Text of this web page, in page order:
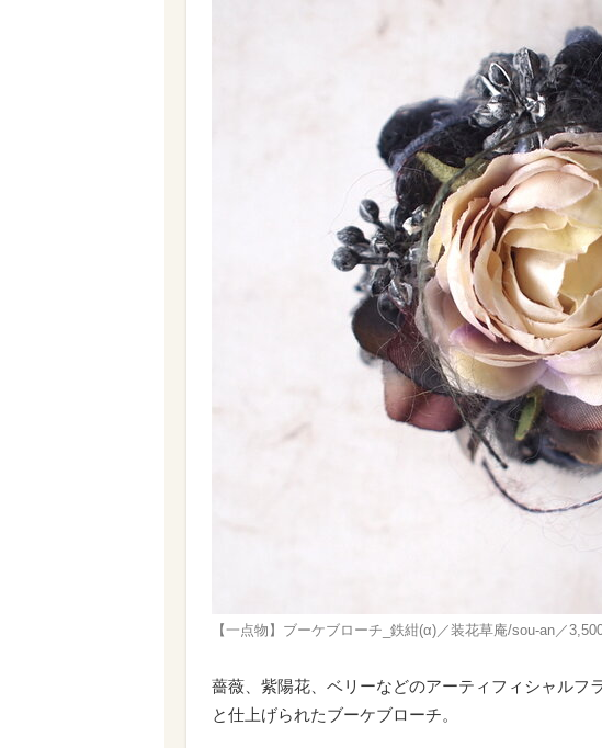
【一点物】ブーケブローチ_鉄紺(α)／装花草庵/sou-an／
薔薇、紫陽花、ベリーなどのアーティフィシャルフ
と仕上げられたブーケブローチ。